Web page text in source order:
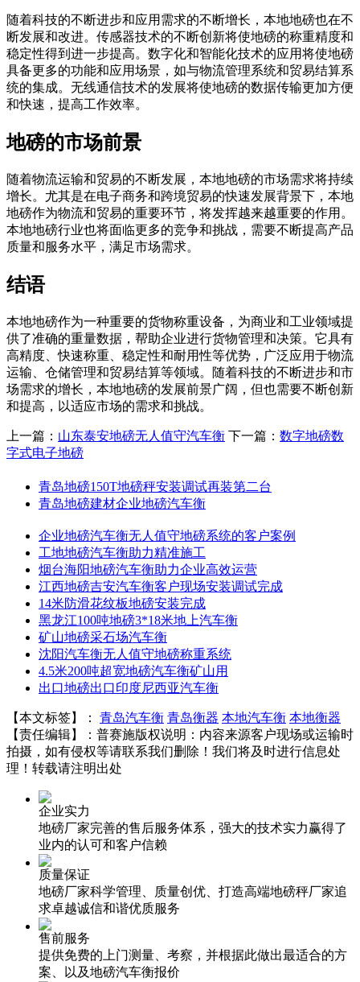
随着科技的不断进步和应用需求的不断增长，本地地磅也在不
断发展和改进。传感器技术的不断创新将使地磅的称重精度和
稳定性得到进一步提高。数字化和智能化技术的应用将使地磅
具备更多的功能和应用场景，如与物流管理系统和贸易结算系
统的集成。无线通信技术的发展将使地磅的数据传输更加方便
和快速，提高工作效率。
地磅的市场前景
随着物流运输和贸易的不断发展，本地地磅的市场需求将持续
增长。尤其是在电子商务和跨境贸易的快速发展背景下，本地
地磅作为物流和贸易的重要环节，将发挥越来越重要的作用。
本地地磅行业也将面临更多的竞争和挑战，需要不断提高产品
质量和服务水平，满足市场需求。
结语
本地地磅作为一种重要的货物称重设备，为商业和工业领域提
供了准确的重量数据，帮助企业进行货物管理和决策。它具有
高精度、快速称重、稳定性和耐用性等优势，广泛应用于物流
运输、仓储管理和贸易结算等领域。随着科技的不断进步和市
场需求的增长，本地地磅的发展前景广阔，但也需要不断创新
和提高，以适应市场的需求和挑战。
上一篇： 山东泰安地磅无人值守汽车衡 下一篇： 数字地磅数
字式电子地磅
青岛地磅150T地磅秤安装调试再装第二台
青岛地磅建材企业地磅汽车衡
企业地磅汽车衡无人值守地磅系统的客户案例
工地地磅汽车衡助力精准施工
烟台海阳地磅汽车衡助力企业高效运营
江西地磅吉安汽车衡客户现场安装调试完成
14米防滑花纹板地磅安装完成
黑龙江100吨地磅3*18米地上汽车衡
矿山地磅采石场汽车衡
沈阳汽车衡无人值守地磅称重系统
4.5米200吨超宽地磅汽车衡矿山用
出口地磅出口印度尼西亚汽车衡
【本文标签】： 青岛汽车衡 青岛衡器 本地汽车衡 本地衡器
【责任编辑】： 普赛施版权说明：内容来源客户现场或运输时
拍摄，如有侵权等请联系我们删除！我们将及时进行信息处
理！转载请注明出处
企业实力
地磅厂家完善的售后服务体系，强大的技术实力赢得了
业内的认可和客户信赖
质量保证
地磅厂家科学管理、质量创优、打造高端地磅秤厂家追
求卓越诚信和谐优质服务
售前服务
提供免费的上门测量、考察，并根据此做出最适合的方
案、以及地磅汽车衡报价